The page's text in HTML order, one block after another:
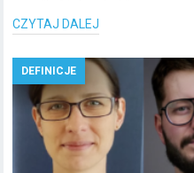
CZYTAJ DALEJ
DEFINICJE